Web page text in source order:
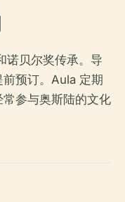
诺贝尔奖传承。导
预订。Aula 定期
参与奥斯陆的文化